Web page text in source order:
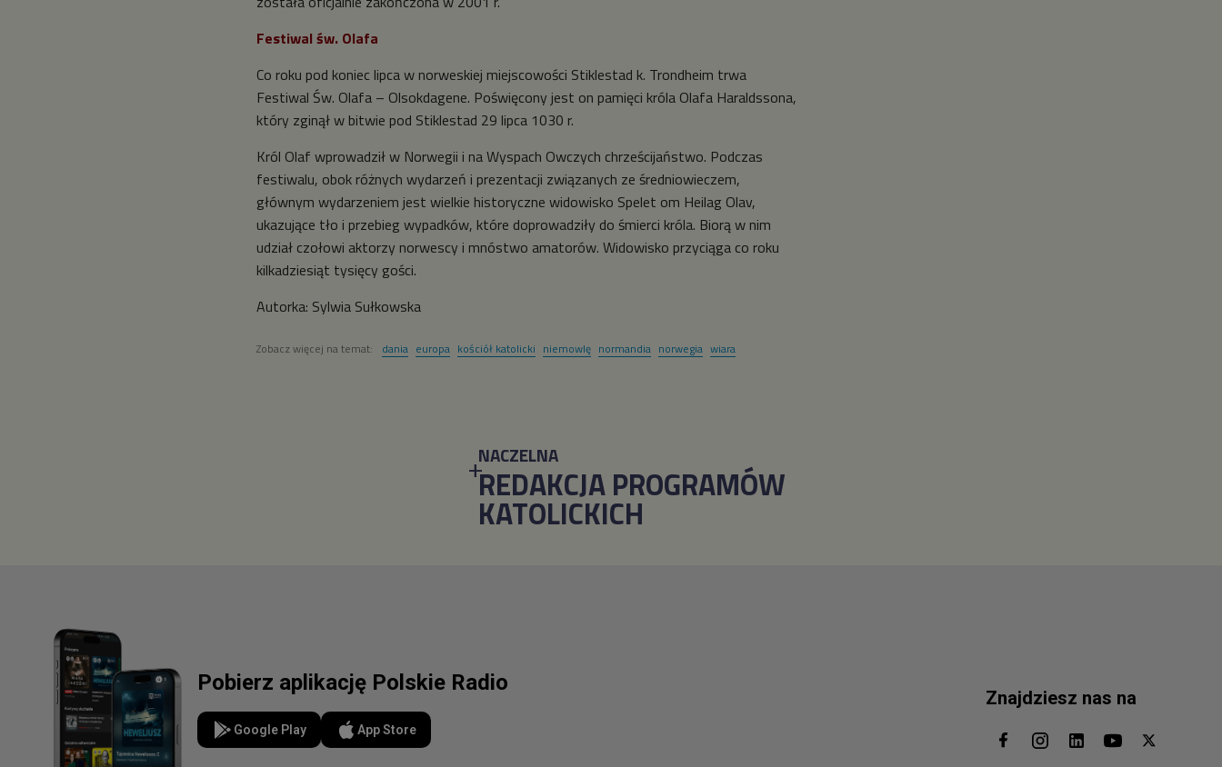
Festiwal św. Olafa
Co roku pod koniec lipca w norweskiej miejscowości Stiklestad k. Trondheim trwa
Festiwal Św. Olafa – Olsokdagene. Poświęcony jest on pamięci króla Olafa Haraldssona,
który zginął w bitwie pod Stiklestad 29 lipca 1030 r.
Król Olaf wprowadził w Norwegii i na Wyspach Owczych chrześcijaństwo. Podczas
festiwalu, obok różnych wydarzeń i prezentacji związanych ze średniowieczem,
głównym wydarzeniem jest wielkie historyczne widowisko Spelet om Heilag Olav,
ukazujące tło i przebieg wypadków, które doprowadziły do śmierci króla. Biorą w nim
udział czołowi aktorzy norwescy i mnóstwo amatorów. Widowisko przyciąga co roku
kilkadziesiąt tysięcy gości.
Autorka: Sylwia Sułkowska
Zobacz więcej na temat: dania europa kościół katolicki niemowlę normandia norwegia wiara
NACZELNA
REDAKCJA PROGRAMÓW
KATOLICKICH
Pobierz aplikację Polskie Radio
Google Play App Store
Znajdziesz nas na